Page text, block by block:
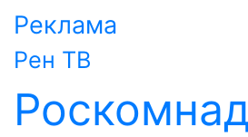
Реклама
Рен ТВ